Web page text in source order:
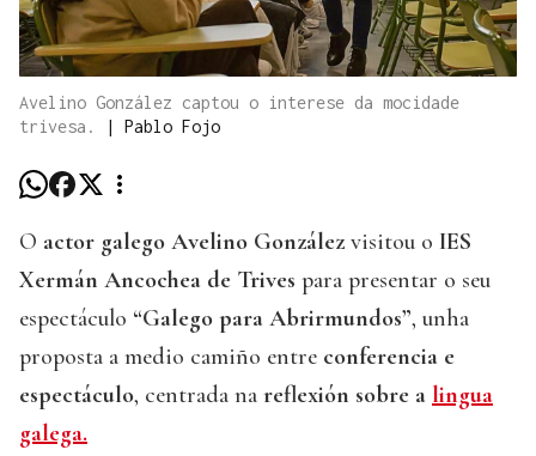
Avelino González captou o interese da mocidade
trivesa.
| Pablo Fojo
O actor galego Avelino González visitou o IES
Xermán Ancochea de Trives para presentar o seu
espectáculo “Galego para Abrirmundos”, unha
proposta a medio camiño entre conferencia e
espectáculo, centrada na reflexión sobre a lingua
galega.